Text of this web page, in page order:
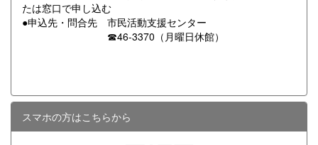
たは窓口で申し込む
●申込先・問合先 市民活動支援センター
☎46-3370（月曜日休館）
スマホの方はこちらから